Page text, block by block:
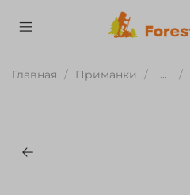
Главная Приманки ...